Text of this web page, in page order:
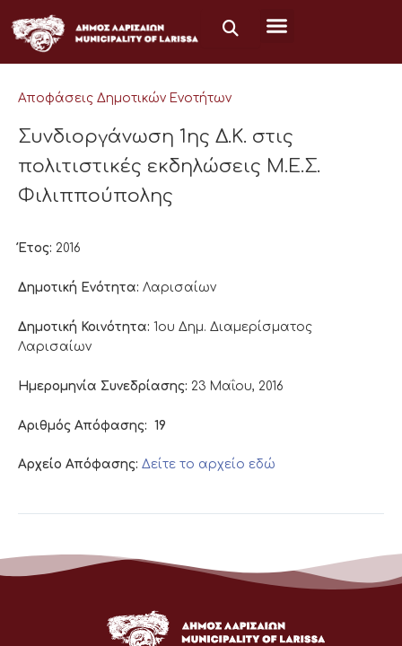
στο
περιεχόμενο
Αποφάσεις Δημοτικών Ενοτήτων
Συνδιοργάνωση 1ης Δ.Κ. στις
πολιτιστικές εκδηλώσεις Μ.Ε.Σ.
Φιλιππούπολης
Έτος: 2016
Δημοτική Ενότητα: Λαρισαίων
Δημοτική Κοινότητα: 1ου Δημ. Διαμερίσματος
Λαρισαίων
Ημερομηνία Συνεδρίασης: 23 Μαΐου, 2016
Αριθμός Απόφασης: 19
Αρχείο Απόφασης: Δείτε το αρχείο εδώ